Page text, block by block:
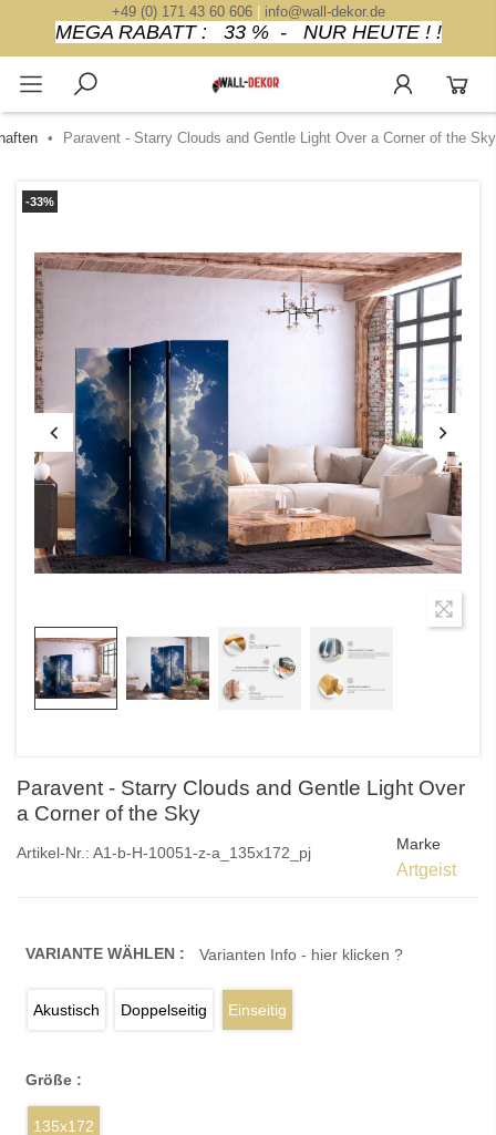
+49 (0) 171 43 60 606| info@wall-dekor.de
MEGA RABATT : 33 % - NUR HEUTE ! !
Paravent - Starry Clouds and Gentle Light Over a Corner of the Sky
-33%
Paravent - Starry Clouds and Gentle Light Over
a Corner of the Sky
Artikel-Nr.: A1-b-H-10051-z-a_135x172_pj Marke
Artgeist
VARIANTE WÄHLEN : Varianten Info - hier klicken ?
Akustisch Doppelseitig Einseitig
Größe :
135x172